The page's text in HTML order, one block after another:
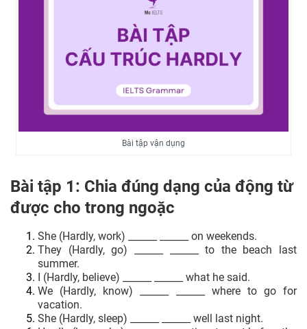
Bài tập vận dụng
Bài tập 1: Chia đúng dạng của động từ
được cho trong ngoặc
She (Hardly, work) ______ ______ on weekends.
They (Hardly, go) ______ ______ to the beach last
summer.
I (Hardly, believe) ______ ______ what he said.
We (Hardly, know) ______ ______ where to go for
vacation.
She (Hardly, sleep) ______ ______ well last night.